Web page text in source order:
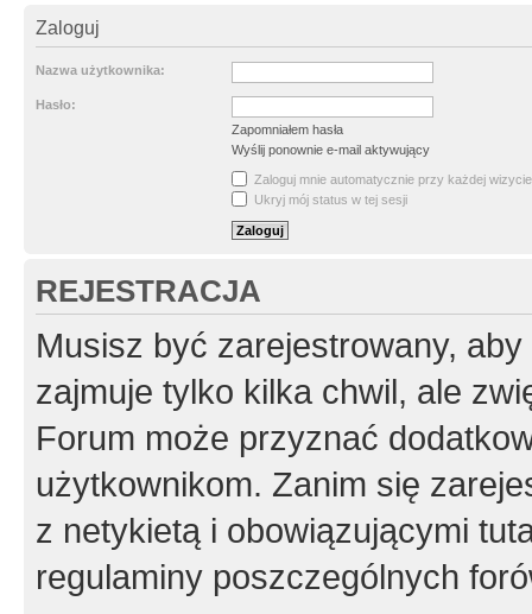
Zaloguj
Nazwa użytkownika:
Hasło:
Zapomniałem hasła
Wyślij ponownie e-mail aktywujący
Zaloguj mnie automatycznie przy każdej wizycie
Ukryj mój status w tej sesji
REJESTRACJA
Musisz być zarejestrowany,
zajmuje tylko kilka chwil, ale
Forum może przyznać
użytkownikom. Zanim się
z netykietą i obowiązującymi
regulaminy poszczególnych